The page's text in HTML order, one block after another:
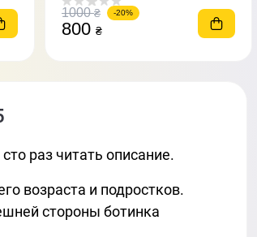
1000₴ -20%
800 ₴
раз читать описание.
возраста и подростков.
стороны ботинка